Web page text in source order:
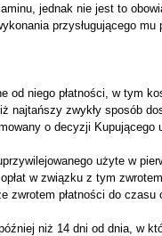
jednak nie jest to
przysługującego mu
od niego płatności, w tym
najtańszy zwykły sposób
o decyzji Kupującego
użyte w
w związku z tym zwrotem.
zwrotem płatności do
niż 14 dni od dnia, w